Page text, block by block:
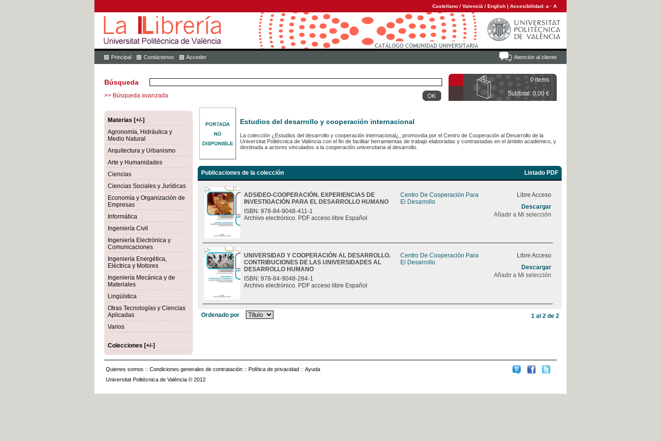
Castellano / Valencià / English | Accesibilidad: a · A
Atención al cliente
Principal Contáctenos Acceder
0 items
Subtotal: 0,00 €
Búsqueda
>> Búsqueda avanzada
Materias [+/-]
Agronomía, Hidráulica y
Medio Natural
Arquitectura y Urbanismo
Arte y Humanidades
Ciencias
Ciencias Sociales y Jurídicas
Economía y Organización de
Empresas
Informática
Ingeniería Civil
Ingeniería Electrónica y
Comunicaciones
Ingeniería Energética,
Eléctrica y Motores
Ingeniería Mecánica y de
Materiales
Lingüística
Otras Tecnologías y Ciencias
Aplicadas
Varios
Colecciones [+/-]
Estudios del desarrollo y cooperación internacional
La colección ¿Estudios del desarrollo y cooperación internacional¿, promovida por el Centro de Cooperación al Desarrollo de la
Universitat Politècnica de València con el fin de facilitar herramientas de trabajo elaboradas y contrastadas en el ámbito académico, y
destinada a actores vinculados a la cooperación universitaria al desarrollo.
Publicaciones de la colección Listado PDF
ADSIDEO-COOPERACIÓN. EXPERIENCIAS DE
INVESTIGACIÓN PARA EL DESARROLLO HUMANO
ISBN: 978-84-9048-411-1
Archivo electrónico. PDF acceso libre Español
Centro De Cooperación Para
El Desarrollo
Libre Acceso
Descargar
Añadir a Mi selección
UNIVERSIDAD Y COOPERACIÓN AL DESARROLLO.
CONTRIBUCIONES DE LAS UNIVERSIDADES AL
DESARROLLO HUMANO
ISBN: 978-84-9048-284-1
Archivo electrónico. PDF acceso libre Español
Centro De Cooperación Para
El Desarrollo
Libre Acceso
Descargar
Añadir a Mi selección
Ordenado por 1 al 2 de 2
Quienes somos :: Condiciones generales de contratación :: Política de privacidad :: Ayuda
Universitat Politècnica de València © 2012